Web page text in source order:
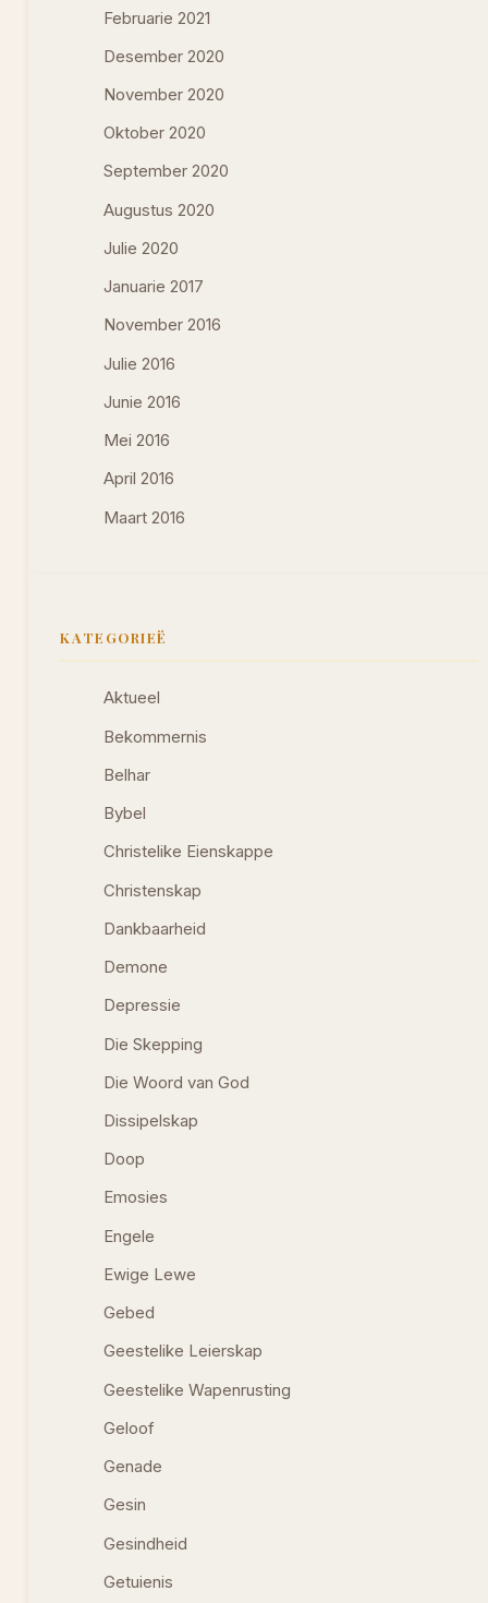
Februarie 2021
Desember 2020
November 2020
Oktober 2020
September 2020
Augustus 2020
Julie 2020
Januarie 2017
November 2016
Julie 2016
Junie 2016
Mei 2016
April 2016
Maart 2016
KATEGORIEË
Aktueel
Bekommernis
Belhar
Bybel
Christelike Eienskappe
Christenskap
Dankbaarheid
Demone
Depressie
Die Skepping
Die Woord van God
Dissipelskap
Doop
Emosies
Engele
Ewige Lewe
Gebed
Geestelike Leierskap
Geestelike Wapenrusting
Geloof
Genade
Gesin
Gesindheid
Getuienis